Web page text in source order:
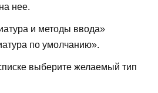
нее.
и методы ввода»
по умолчанию».
выберите желаемый тип